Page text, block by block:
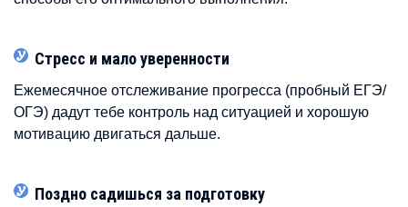
Стресс и мало уверенности
Ежемесячное отслеживание прогресса (пробный ЕГЭ/
ОГЭ) дадут тебе контроль над ситуацией и хорошую
мотивацию двигаться дальше.
Поздно садишься за подготовку